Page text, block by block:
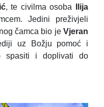
, te civilma osoba
Ilija
Jedini preživjeli
čamca bio je Vjeran
uz Božju pomoć i
spasiti i doplivati do